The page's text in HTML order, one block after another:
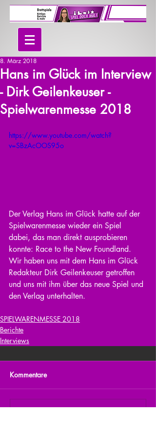
Hans im Glück im Interview
- Dirk Geilenkeuser -
Spielwarenmesse 2018
8. März 2018
https://www.youtube.com/watch?
v=SBzAcOOS95o
Der Verlag Hans im Glück hatte auf der
Spielwarenmesse wieder ein Spiel
dabei, das man direkt ausprobieren
konnte: Race to the New Foundland.
Wir haben uns mit dem Hans im Glück
Redakteur Dirk Geilenkeuser getroffen
und uns mit ihm über das neue Spiel und
den Verlag unterhalten.
SPIELWARENMESSE 2018
Berichte
Interviews
Kommentare